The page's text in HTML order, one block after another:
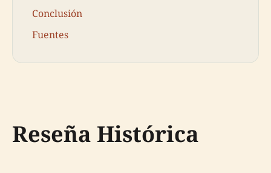
Conclusión
Fuentes
Reseña Histórica